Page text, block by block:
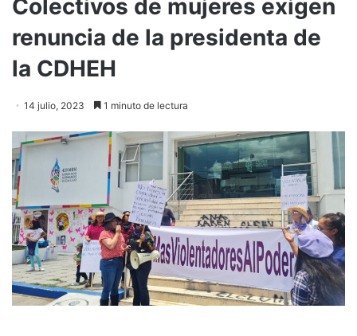
Colectivos de mujeres exigen
renuncia de la presidenta de
la CDHEH
14 julio, 2023 1 minuto de lectura